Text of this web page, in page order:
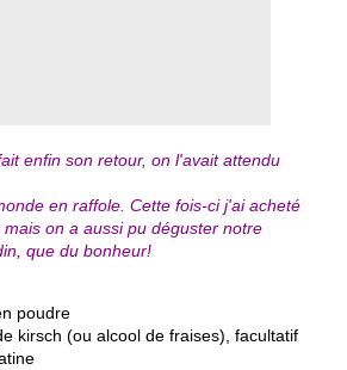
enfin son retour, on l'avait attendu
en raffole. Cette fois-ci j'ai acheté
on a aussi pu déguster notre
que du bonheur!
poudre
kirsch (ou alcool de fraises), facultatif